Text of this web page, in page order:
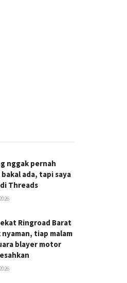
nggak pernah
ada, tapi saya
Threads
Ringroad Barat
tiap malam
blayer motor